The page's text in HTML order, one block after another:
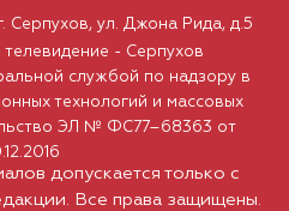
допускается только с
Все права защищены.
Серпухов, ул. Джона Рида, д.5
- Серпухов
службой по надзору в
технологий и массовых
ЭЛ № ФС77–68363 от